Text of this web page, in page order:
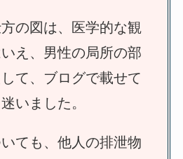
の図は、医学的な観
え、男性の局所の部
て、ブログで載せて
いました。
ても、他人の排泄物